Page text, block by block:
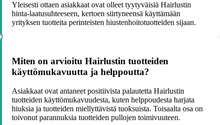
Yleisesti ottaen asiakkaat ovat olleet tyytyväisiä Hairlustin
hinta-laatusuhteeseen, kertoen siirtyneensä käyttämään
yrityksen tuotteita perinteisten hiustenhoitotuotteiden sijaan.
Miten on arvioitu Hairlustin tuotteiden
käyttömukavuutta ja helppoutta?
Asiakkaat ovat antaneet positiivista palautetta Hairlustin
tuotteiden käyttömukavuudesta, kuten helppoudesta harjata
hiuksia ja tuotteiden miellyttävistä tuoksuista. Toisaalta osa on
toivonut parannuksia tuotteiden pullojen toimivuuteen.